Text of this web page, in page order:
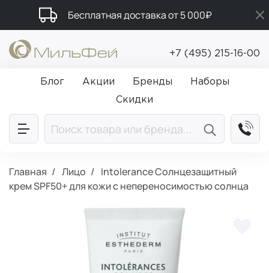
Бесплатная доставка от 5 000₽
Подарки в каждый заказ от 5 000₽
Промокод ПРИВЕТ
+7 (495) 215-16-00
Блог Акции Бренды
Наборы
Скидки
Главная Лицо
Intolerance Солнцезащитный
крем SPF50+ для кожи с непереносимостью солнца